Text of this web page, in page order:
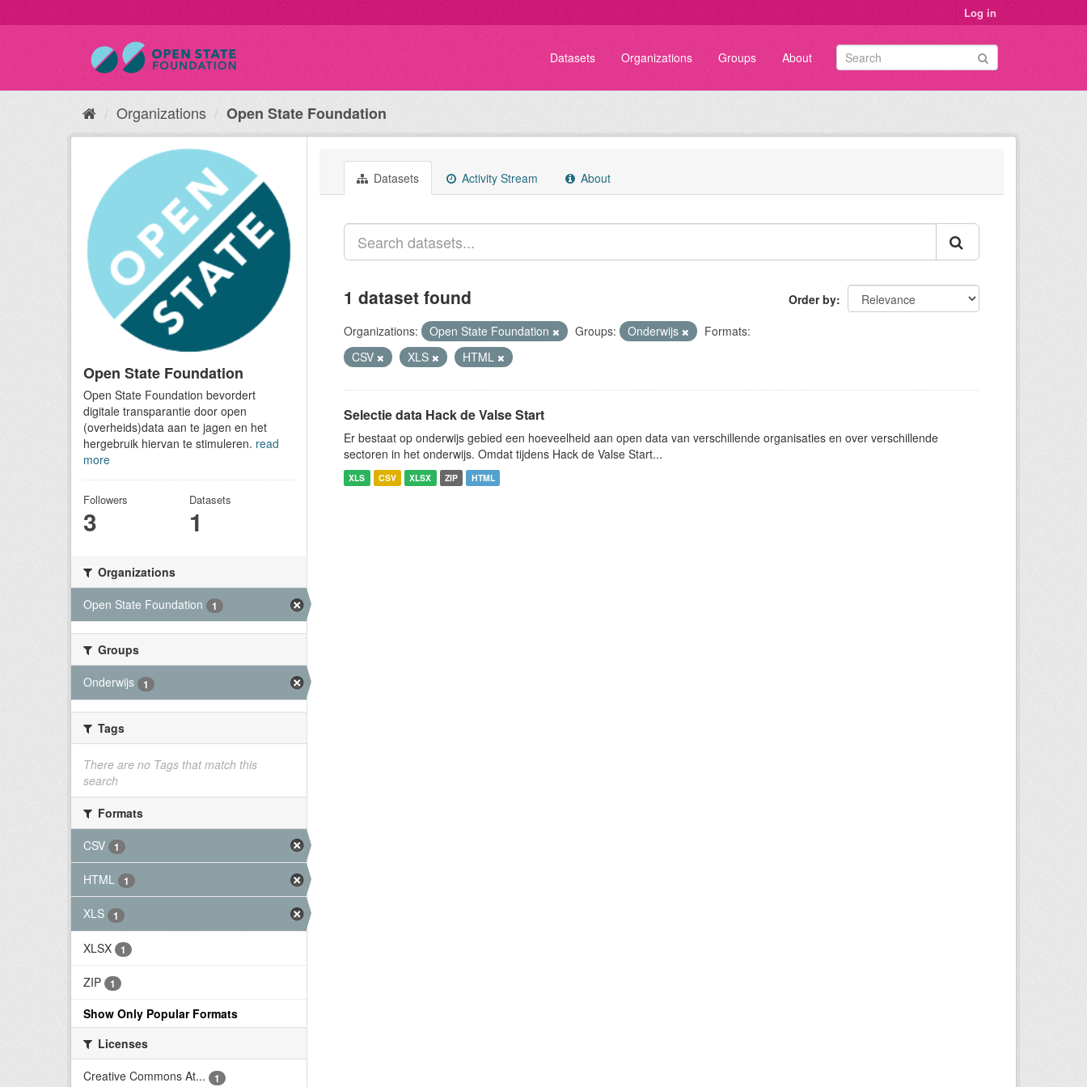
Log in
Datasets Organizations Groups About
Organizations Open State Foundation
Open State Foundation
Open State Foundation bevordert
digitale transparantie door open
(overheids)data aan te jagen en het
hergebruik hiervan te stimuleren. read
more
Followers
3
Datasets
1
Organizations
Open State Foundation
1
Groups
Onderwijs
1
Tags
There are no Tags that match this
search
Formats
CSV
1
HTML 1
XLS 1
XLSX 1
ZIP 1
Show Only Popular Formats
Licenses
Creative Commons At...
1
Datasets Activity Stream About
Order by
1 dataset found
Organizations: Open State Foundation Groups: Onderwijs
Formats:
CSV
XLS HTML
Selectie data Hack de Valse Start
Er bestaat op onderwijs gebied een hoeveelheid aan open data van verschillende organisaties en over verschillende
sectoren in het onderwijs. Omdat tijdens Hack de Valse Start...
XLS CSV XLSX ZIP HTML